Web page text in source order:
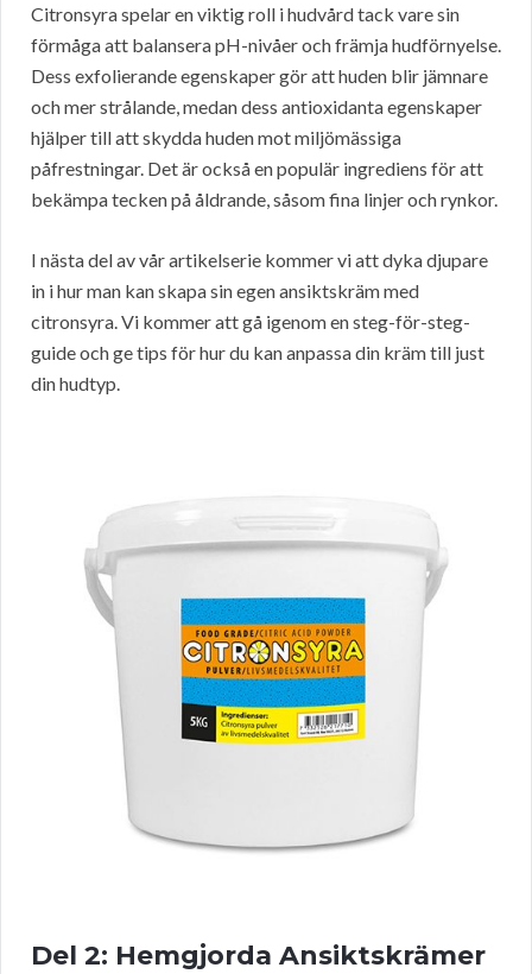
Citronsyra spelar en viktig roll i hudvård tack vare sin
förmåga att balansera pH-nivåer och främja hudförnyelse.
Dess exfolierande egenskaper gör att huden blir jämnare
och mer strålande, medan dess antioxidanta egenskaper
hjälper till att skydda huden mot miljömässiga
påfrestningar. Det är också en populär ingrediens för att
bekämpa tecken på åldrande, såsom fina linjer och rynkor.
I nästa del av vår artikelserie kommer vi att dyka djupare
in i hur man kan skapa sin egen ansiktskräm med
citronsyra. Vi kommer att gå igenom en steg-för-steg-
guide och ge tips för hur du kan anpassa din kräm till just
din hudtyp.
Del 2: Hemgjorda Ansiktskrämer